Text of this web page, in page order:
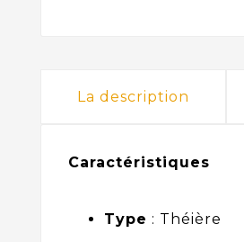
La description
Caractéristiques
Type : Théière